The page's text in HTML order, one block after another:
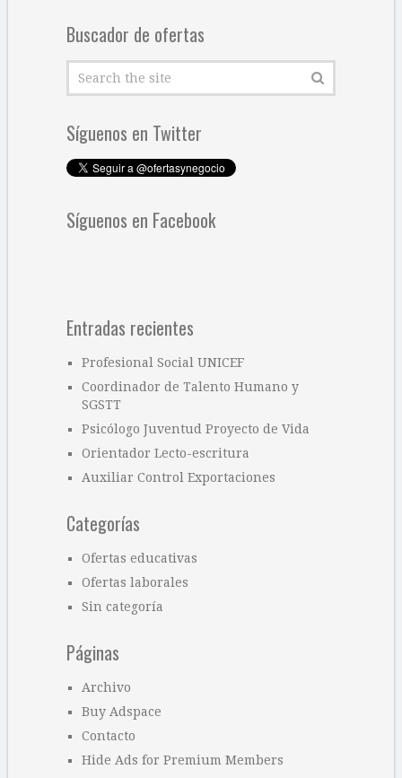
Buscador de ofertas
Síguenos en Twitter
Síguenos en Facebook
Entradas recientes
Profesional Social UNICEF
Coordinador de Talento Humano y
SGSTT
Psicólogo Juventud Proyecto de Vida
Orientador Lecto-escritura
Auxiliar Control Exportaciones
Categorías
Ofertas educativas
Ofertas laborales
Sin categoría
Páginas
Archivo
Buy Adspace
Contacto
Hide Ads for Premium Members